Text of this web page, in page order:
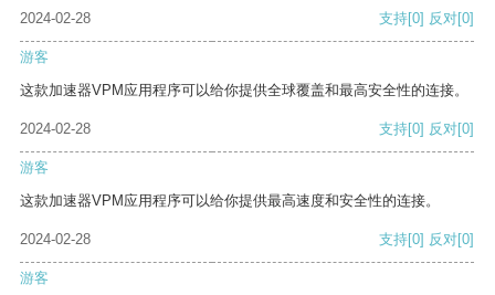
2024-02-28 支持[0] 反对[0]
游客
这款加速器VPM应用程序可以给你提供全球覆盖和最高安全性的连接。
2024-02-28 支持[0] 反对[0]
游客
这款加速器VPM应用程序可以给你提供最高速度和安全性的连接。
2024-02-28 支持[0] 反对[0]
游客